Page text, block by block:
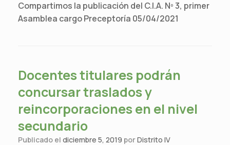
Compartimos la publicación del C.I.A. Nº 3, primer
Asamblea cargo Preceptoría 05/04/2021
Docentes titulares podrán
concursar traslados y
reincorporaciones en el nivel
secundario
Publicado el diciembre 5, 2019 porDistrito IV